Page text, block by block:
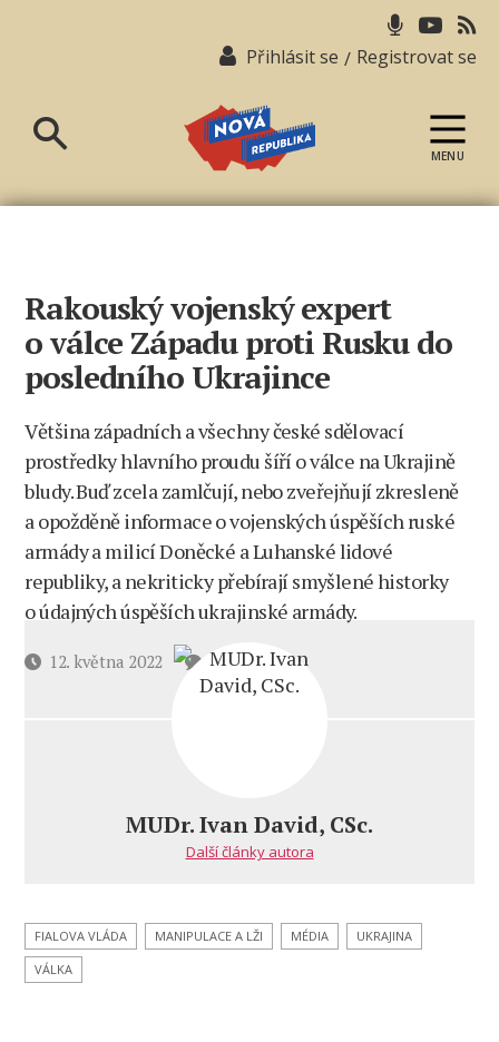
Přihlásit se / Registrovat se
republika
MENU
Rakouský vojenský expert
o válce Západu proti Rusku do
posledního Ukrajince
Většina západních a všechny české sdělovací
prostředky hlavního proudu šíří o válce na Ukrajině
bludy. Buď zcela zamlčují, nebo zveřejňují zkresleně
a opožděně informace o vojenských úspěších ruské
armády a milicí Doněcké a Luhanské lidové
republiky, a nekriticky přebírají smyšlené historky
o údajných úspěších ukrajinské armády.
Datum12. května 2022 4 komentářeu
o válce
Západu
do
posledního
MUDr. Ivan David, CSc.
Další články autora
FIALOVA VLÁDA MANIPULACE A LŽI MÉDIA
UKRAJINA
VÁLKA